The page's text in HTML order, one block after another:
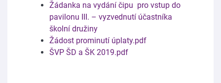
Žádanka na vydání čipu pro vstup do
pavilonu III. – vyzvednutí účastníka
školní družiny
Žádost prominutí úplaty.pdf
ŠVP ŠD a ŠK 2019.pdf